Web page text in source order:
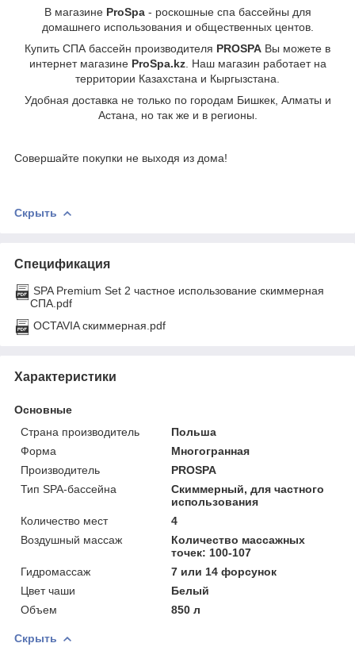
В магазине ProSpa - роскошные спа бассейны для
домашнего использования и общественных центов.
Купить СПА бассейн производителя PROSPA Вы можете в
интернет магазине ProSpa.kz. Наш магазин работает на
территории Казахстана и Кыргызстана.
Удобная доставка не только по городам Бишкек, Алматы и
Астана, но так же и в регионы.
Совершайте покупки не выходя из дома!
Скрыть
Спецификация
SPA Premium Set 2 частное использование скиммерная
СПА.pdf
OCTAVIA скиммерная.pdf
Характеристики
Основные
Страна производитель
Польша
Форма
Многогранная
Производитель
PROSPA
Тип SPA-бассейна
Скиммерный, для частного
использования
Количество мест
4
Воздушный массаж
Количество массажных
точек: 100-107
Гидромассаж
7 или 14 форсунок
Цвет чаши
Белый
Объем
850 л
Скрыть